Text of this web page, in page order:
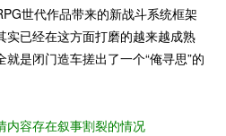
世代作品带来的新战斗系统框架
实已经在这方面打磨的越来越成熟
就是闭门造车搓出了一个“俺寻思”的
内容存在叙事割裂的情况